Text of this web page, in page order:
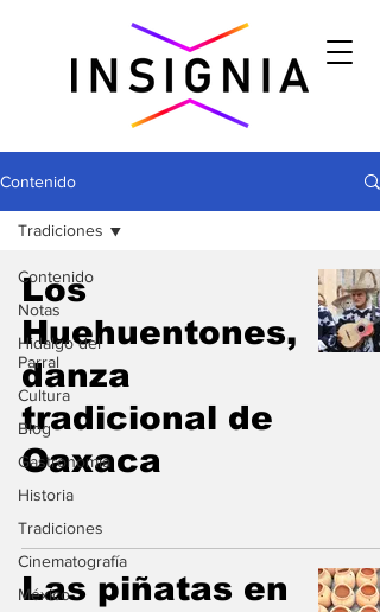
Contenido
Contenido
Notas
Hidalgo del
Parral
Cultura
Blog
Gastronomìa
Historia
Tradiciones
Cinematografía
México
Tradiciones
Los
Huehuentones,
danza
tradicional de
Oaxaca
Las piñatas en